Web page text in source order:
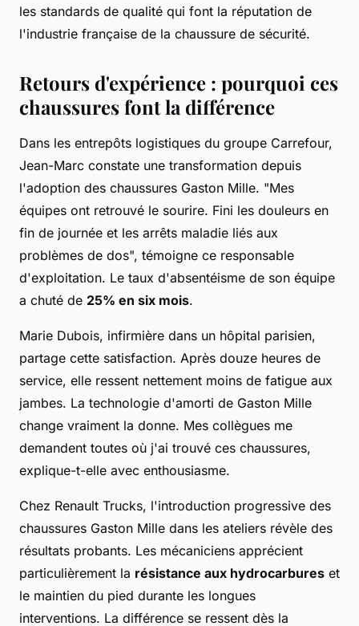
les standards de qualité qui font la réputation de
l'industrie française de la chaussure de sécurité.
Retours d'expérience : pourquoi ces
chaussures font la différence
Dans les entrepôts logistiques du groupe Carrefour,
Jean-Marc constate une transformation depuis
l'adoption des chaussures Gaston Mille. "Mes
équipes ont retrouvé le sourire. Fini les douleurs en
fin de journée et les arrêts maladie liés aux
problèmes de dos", témoigne ce responsable
d'exploitation. Le taux d'absentéisme de son équipe
a chuté de 25% en six mois.
Marie Dubois, infirmière dans un hôpital parisien,
partage cette satisfaction. Après douze heures de
service, elle ressent nettement moins de fatigue aux
jambes. La technologie d'amorti de Gaston Mille
change vraiment la donne. Mes collègues me
demandent toutes où j'ai trouvé ces chaussures,
explique-t-elle avec enthousiasme.
Chez Renault Trucks, l'introduction progressive des
chaussures Gaston Mille dans les ateliers révèle des
résultats probants. Les mécaniciens apprécient
particulièrement la résistance aux hydrocarbures et
le maintien du pied durante les longues
interventions. La différence se ressent dès la